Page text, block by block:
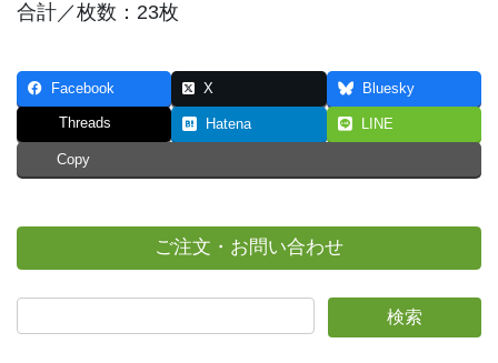
合計／枚数：23枚
Facebook X Bluesky
Threads Hatena LINE
Copy
ご注文・お問い合わせ